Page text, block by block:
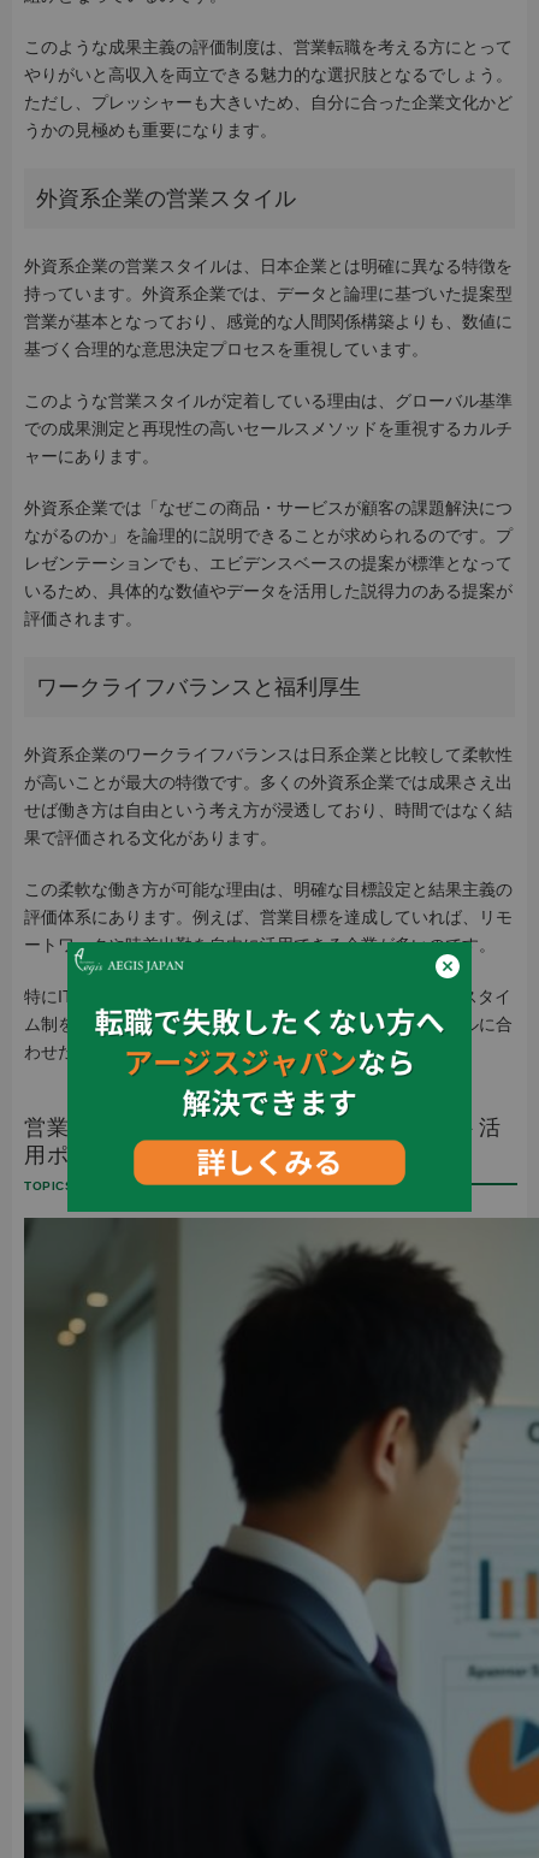
このような成果主義の評価制度は、営業転職を考える方にとって
やりがいと高収入を両立できる魅力的な選択肢となるでしょう。
ただし、プレッシャーも大きいため、自分に合った企業文化かど
うかの見極めも重要になります。
外資系企業の営業スタイル
外資系企業の営業スタイルは、日本企業とは明確に異なる特徴を
持っています。外資系企業では、データと論理に基づいた提案型
営業が基本となっており、感覚的な人間関係構築よりも、数値に
基づく合理的な意思決定プロセスを重視しています。
このような営業スタイルが定着している理由は、グローバル基準
での成果測定と再現性の高いセールスメソッドを重視するカルチ
ャーにあります。
外資系企業では「なぜこの商品・サービスが顧客の課題解決につ
ながるのか」を論理的に説明できることが求められるのです。プ
レゼンテーションでも、エビデンスベースの提案が標準となって
いるため、具体的な数値やデータを活用した説得力のある提案が
評価されます。
ワークライフバランスと福利厚生
外資系企業のワークライフバランスは日系企業と比較して柔軟性
が高いことが最大の特徴です。多くの外資系企業では成果さえ出
せば働き方は自由という考え方が浸透しており、時間ではなく結
果で評価される文化があります。
この柔軟な働き方が可能な理由は、明確な目標設定と結果主義の
評価体系にあります。例えば、営業目標を達成していれば、リモ
ートワークや時差出勤を自由に活用できる企業が多いのです。
特にIT業界やコンサルティングファームなどではフレックスタイ
ム制を導入していることが一般的で、自分のライフスタイルに合
わせた勤務時間の調整が可能になっています。
営業職転職を成功させるためのエージェント活
用ポイント